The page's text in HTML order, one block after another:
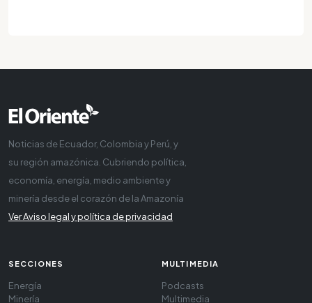
Noticias de Ecuador, Colombia y Perú, y
su región amazónica. Cubriendo política,
economía, energía, medio ambiente y
minería desde el corazón de la Amazonía
Ver Aviso legal y política de privacidad
SECCIONES
Energía
Minería
MULTIMEDIA
Podcasts
Multimedia